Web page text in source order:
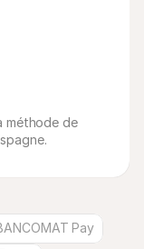
méthode de
Pay